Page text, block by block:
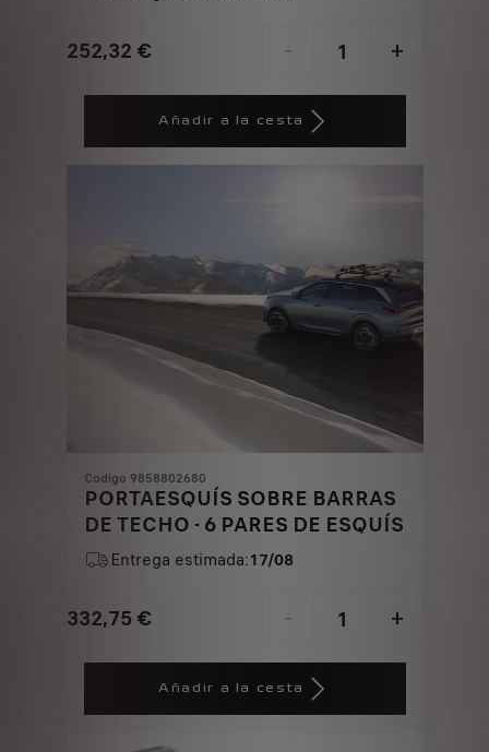
252,32 €
Price
- +
Quantity
Añadir a la cesta
Codigo 9858802680
PORTAESQUÍS SOBRE BARRAS
DE TECHO - 6 PARES DE ESQUÍS
Entrega estimada:17/08
332,75 €
Price
- +
Quantity
Añadir a la cesta